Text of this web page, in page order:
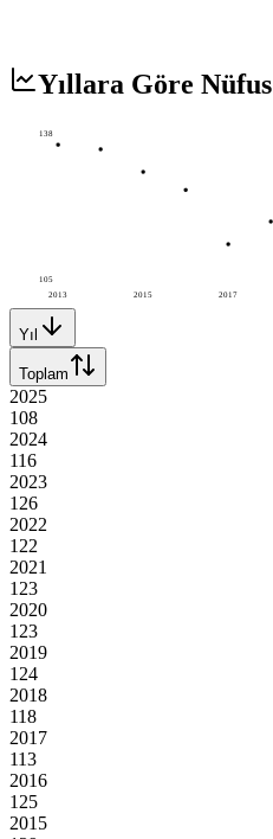
Yıllara Göre Nüfus
2013 2015 2017
138
105
Yıl
Toplam
2025
108
2024
116
2023
126
2022
122
2021
123
2020
123
2019
124
2018
118
2017
113
2016
125
2015